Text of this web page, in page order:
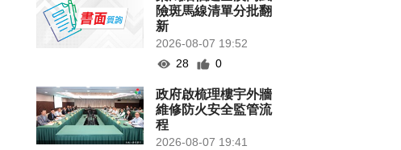
險斑馬線清單分批翻
新
2026-08-07 19:52
28
0
政府啟梳理樓宇外牆
維修防火安全監管流
程
2026-08-07 19:41